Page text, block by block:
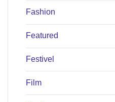
Fashion
Featured
Festivel
Film